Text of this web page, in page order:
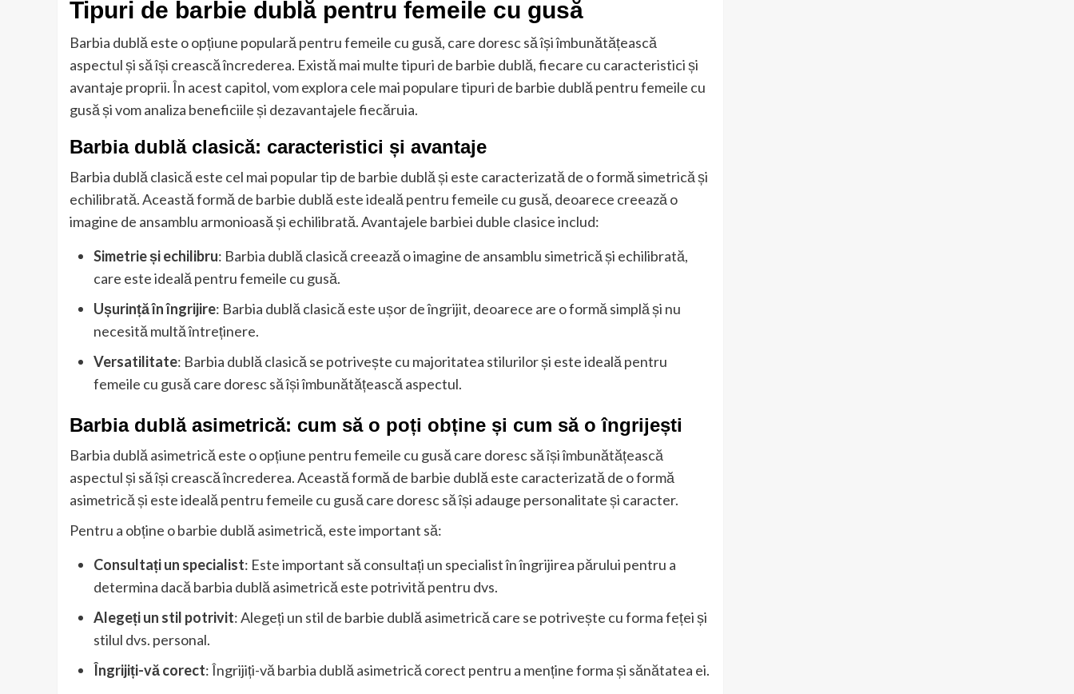
Tipuri de barbie dublă pentru femeile cu gusă
Barbia dublă este o opțiune populară pentru femeile cu gusă, care doresc să își îmbunătățească
aspectul și să își crească încrederea. Există mai multe tipuri de barbie dublă, fiecare cu caracteristici și
avantaje proprii. În acest capitol, vom explora cele mai populare tipuri de barbie dublă pentru femeile cu
gusă și vom analiza beneficiile și dezavantajele fiecăruia.
Barbia dublă clasică: caracteristici și avantaje
Barbia dublă clasică este cel mai popular tip de barbie dublă și este caracterizată de o formă simetrică și
echilibrată. Această formă de barbie dublă este ideală pentru femeile cu gusă, deoarece creează o
imagine de ansamblu armonioasă și echilibrată. Avantajele barbiei duble clasice includ:
Simetrie și echilibru: Barbia dublă clasică creează o imagine de ansamblu simetrică și echilibrată,
care este ideală pentru femeile cu gusă.
Ușurință în îngrijire: Barbia dublă clasică este ușor de îngrijit, deoarece are o formă simplă și nu
necesită multă întreținere.
Versatilitate: Barbia dublă clasică se potrivește cu majoritatea stilurilor și este ideală pentru
femeile cu gusă care doresc să își îmbunătățească aspectul.
Barbia dublă asimetrică: cum să o poți obține și cum să o îngrijești
Barbia dublă asimetrică este o opțiune pentru femeile cu gusă care doresc să își îmbunătățească
aspectul și să își crească încrederea. Această formă de barbie dublă este caracterizată de o formă
asimetrică și este ideală pentru femeile cu gusă care doresc să își adauge personalitate și caracter.
Pentru a obține o barbie dublă asimetrică, este important să:
Consultați un specialist: Este important să consultați un specialist în îngrijirea părului pentru a
determina dacă barbia dublă asimetrică este potrivită pentru dvs.
Alegeți un stil potrivit: Alegeți un stil de barbie dublă asimetrică care se potrivește cu forma feței și
stilul dvs. personal.
Îngrijiți-vă corect: Îngrijiți-vă barbia dublă asimetrică corect pentru a menține forma și sănătatea ei.